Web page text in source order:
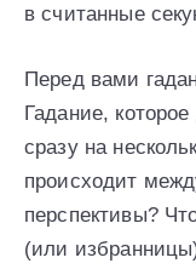
в считанные
Перед вами
Гадание,
сразу на
происходит
перспективы?
(или